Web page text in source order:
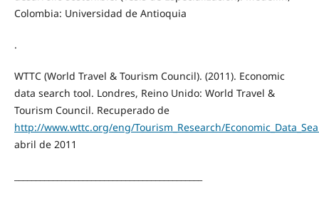
Colombia: Universidad de Antioquia
.
WTTC (World Travel & Tourism Council). (2011). Economic
data search tool. Londres, Reino Unido: World Travel &
Tourism Council. Recuperado de
http://www.wttc.org/eng/Tourism_Research/
abril de 2011